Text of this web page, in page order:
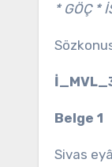
* GÖÇ *
Belge 1
Sivas